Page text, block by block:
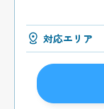
対応エリア